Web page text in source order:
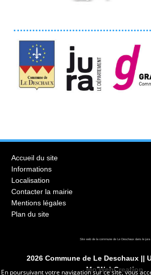
Accueil du site
Informations
Localisation
Contacter la mairie
Mentions légales
Plan du site
Site web de la commune de Le Deschauxdans le jura
2026 Commune de Le Deschaux ||
Mo'WebCreation
En poursuivant votre navigation sur ce site, vous